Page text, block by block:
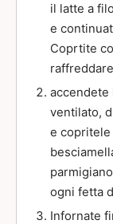
il latte a
e
Coprtite
accendete
ventilato,
e copritele
ogni fetta
Infornate